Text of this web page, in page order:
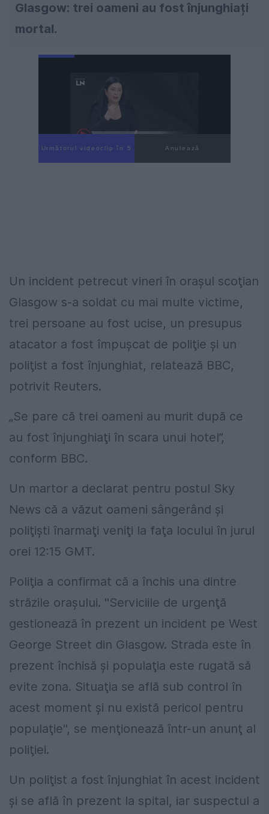
Glasgow: trei oameni au fost înjunghiați
mortal.
Următorul videoclip în 4 Anulează
Un incident petrecut vineri în oraşul scoţian
Glasgow s-a soldat cu mai multe victime,
trei persoane au fost ucise, un presupus
atacator a fost împuşcat de poliţie şi un
poliţist a fost înjunghiat, relatează BBC,
potrivit Reuters.
„Se pare că trei oameni au murit după ce
au fost înjunghiaţi în scara unui hotel”,
conform BBC.
Un martor a declarat pentru postul Sky
News că a văzut oameni sângerând şi
poliţişti înarmaţi veniţi la faţa locului în jurul
orei 12:15 GMT.
Poliţia a confirmat că a închis una dintre
străzile oraşului. ''Serviciile de urgenţă
gestionează în prezent un incident pe West
George Street din Glasgow. Strada este în
prezent închisă şi populaţia este rugată să
evite zona. Situaţia se află sub control în
acest moment şi nu există pericol pentru
populaţie'', se menţionează într-un anunţ al
poliţiei.
Un poliţist a fost înjunghiat în acest incident
şi se află în prezent la spital, iar suspectul a